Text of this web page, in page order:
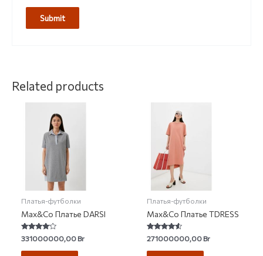
Related products
Платья-футболки
Max&Co Платье DARSI
Rated
3.80
out of 5
331000000,00Br
Платья-футболки
Max&Co Платье TDRESS
Rated
4.30
out of 5
271000000,00Br